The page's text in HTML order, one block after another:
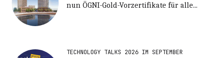
nun ÖGNI-Gold-Vorzertifikate für alle...
TECHNOLOGY TALKS 2026 IM SEPTEMBER